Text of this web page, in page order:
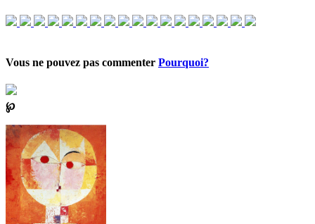
Vous ne pouvez pas commenter Pourquoi?
℘